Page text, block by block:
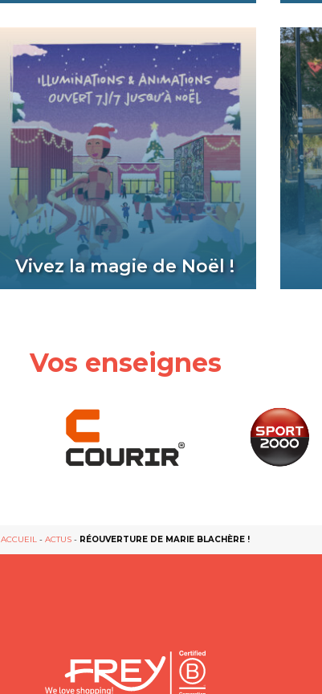
Vivez la magie de Noël !
Vos enseignes
ACCUEIL - ACTUS - RÉOUVERTURE DE MARIE BLACHÈRE !